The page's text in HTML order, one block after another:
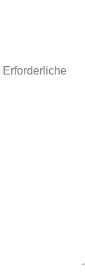
Erforderliche